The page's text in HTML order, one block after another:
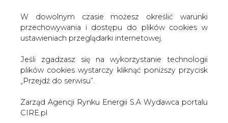
W dowolnym czasie możesz określić warunki
przechowywania i dostępu do plików cookies w
ustawieniach przeglądarki internetowej.
Jeśli zgadzasz się na wykorzystanie technologii
plików cookies wystarczy kliknąć poniższy przycisk
„Przejdź do serwisu”.
Zarząd Agencji Rynku Energii S.A Wydawca portalu
CIRE.pl
Ministerstwo Kultury i Dziedzictwa Narodowego do
dofinansowania w IV naborze konkursu dot. dziedzictwa
kulturowego i rozwoju zasobów kultury. Z Programu
dostała wówczas 58,5 mln zł.
Jak poinformował PAP w piątek dyrektor placówki
mln zł. "Trzeba pamiętać, że to największy w tej chwili
projekt rewitalizacyjny na Śląsku i największy projekt w